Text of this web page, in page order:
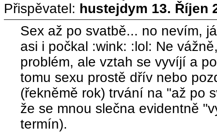
Přispěvatel: hustejdym 13. Říjen
Sex až po svatbě... no nevím,
asi i počkal :wink: :lol: Ne
problém, ale vztah se vyvíjí a
tomu sexu prostě dřív nebo
(řekněmě rok) trvání na "až po
že se mnou slečna evidentně
termín).